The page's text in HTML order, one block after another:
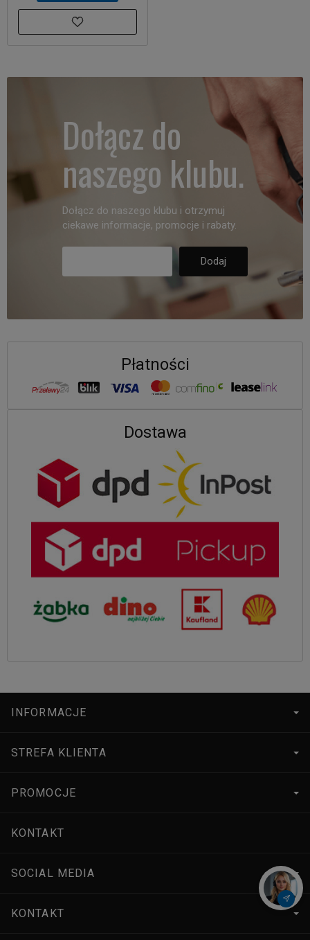
Dołącz do
naszego klubu.
Dołącz do naszego klubu i otrzymuj
ciekawe informacje, promocje i rabaty.
Płatności
Dostawa
INFORMACJE
STREFA KLIENTA
PROMOCJE
KONTAKT
SOCIAL MEDIA
KONTAKT